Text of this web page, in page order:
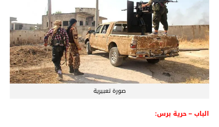
صورة تعبيرية
الباب – حرية برس: